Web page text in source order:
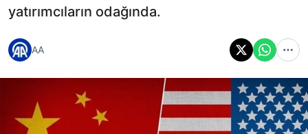
yatırımcıların odağında.
AA